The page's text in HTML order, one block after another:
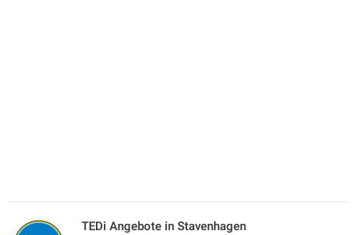
TEDi Angebote in Stavenhagen